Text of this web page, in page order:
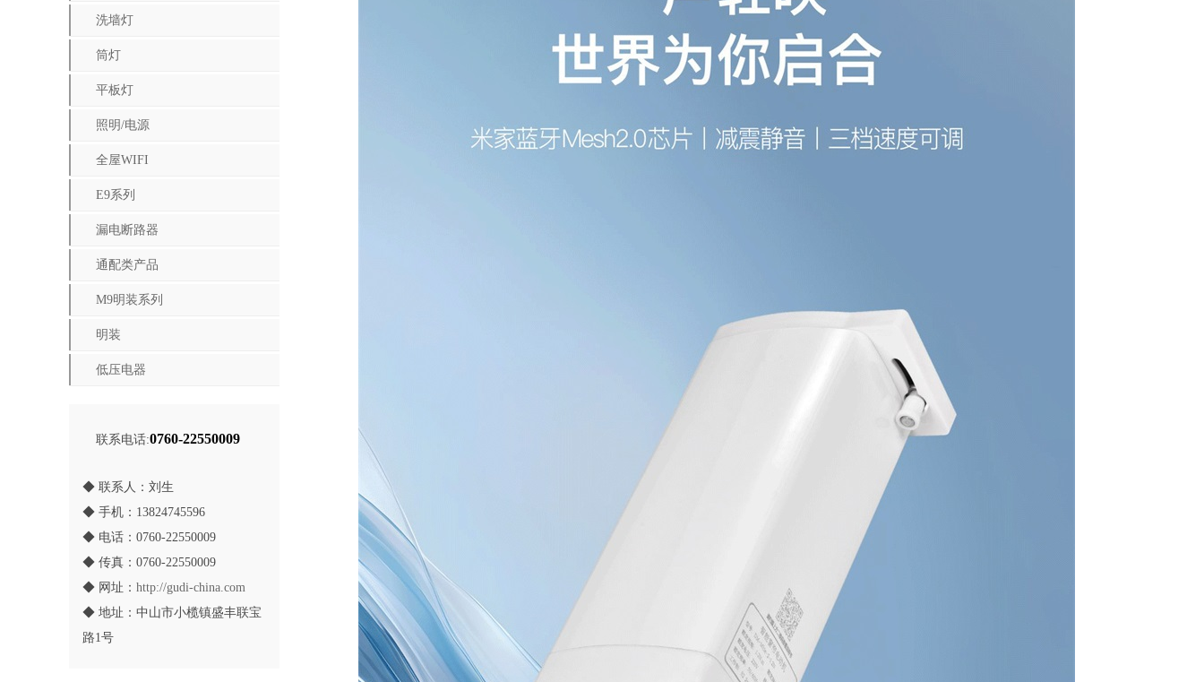
洗墙灯
筒灯
平板灯
照明/电源
全屋WIFI
E9系列
漏电断路器
通配类产品
M9明装系列
明装
低压电器
联系电话:0760-22550009
◆ 联系人：刘生
◆ 手机：13824745596
◆ 电话：0760-22550009
◆ 传真：0760-22550009
◆ 网址： http://gudi-china.com
◆ 地址：中山市小榄镇盛丰联宝
路1号